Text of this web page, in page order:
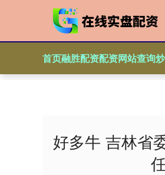
首页融胜配资配资网站查询
好多牛 吉林省